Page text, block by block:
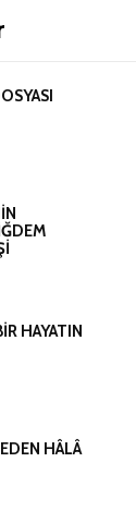
HAYATIN
HÂLÂ